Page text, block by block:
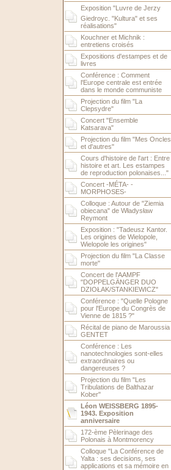
Exposition "Luvre de Jerzy
Giedroyc. "Kultura" et ses
réalisations"
Kouchner et Michnik :
entretiens croisés
Expositions d'estampes et de
livres
Conférence : Comment
l'Europe centrale est entrée
dans le monde communiste
Projection du film "La
Clepsydre"
Concert "Ensemble
Katsarava"
Projection du film "Mes Oncles
et d'autres"
Cours d'histoire de l'art : Entre
histoire et art. Les estampes
de reproduction polonaises..."
Concert -MÉTA- -
MORPHOSES-
Colloque : Autour de "Ziemia
obiecana" de Władysław
Reymont
Exposition : "Tadeusz Kantor.
Les origines de Wielopole,
Wielopole les origines"
Projection du film "La Classe
morte"
Concert de l'AAMPF
"DOPPELGÄNGER DUO
DZIOŁAK/STANKIEWICZ"
Conférence : "Quelle Pologne
pour l'Europe du Congrès de
Vienne de 1815 ?"
Récital de piano de Maroussia
GENTET
Conférence : Les
nanotechnologies sont-elles
extraordinaires ou
dangereuses ?
Projection du film "Les
Tribulations de Balthazar
Kober"
Léon WEISSBERG 1895-
1943. Exposition
anniversaire
172-ème Pèlerinage des
Polonais à Montmorency
Colloque "La Conférence de
Yalta : ses decisions, ses
applications et sa mémoire en